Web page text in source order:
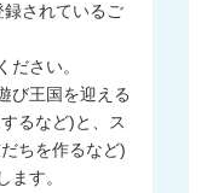
されているご
さい。
び王国を迎える
るなど)と、ス
ちを作るなど)
す。